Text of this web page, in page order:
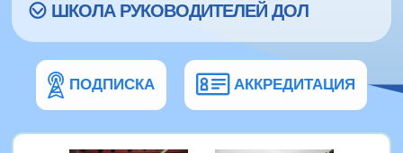
ШКОЛА РУКОВОДИТЕЛЕЙ ДОЛ
ПОДПИСКА АККРЕДИТАЦИЯ